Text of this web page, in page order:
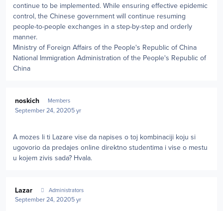
continue to be implemented. While ensuring effective epidemic
control, the Chinese government will continue resuming
people-to-people exchanges in a step-by-step and orderly
manner.
Ministry of Foreign Affairs of the People's Republic of China
National Immigration Administration of the People's Republic of
China
noskich Members
September 24, 20205 yr
A mozes li ti Lazare vise da napises o toj kombinaciji koju si
ugovorio da predajes online direktno studentima i vise o mestu
u kojem zivis sada? Hvala.
Lazar Administrators
September 24, 20205 yr